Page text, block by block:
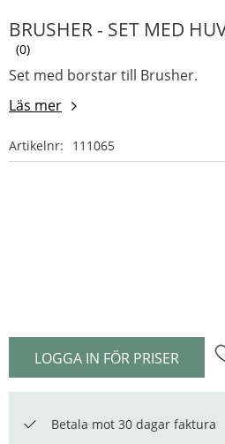
BRUSHER - SET MED
0
Set med borstar till Brusher.
Läs mer
LOGGA IN FÖR PRISER
Artikelnr 111065
Betala mot 30 dagar faktura